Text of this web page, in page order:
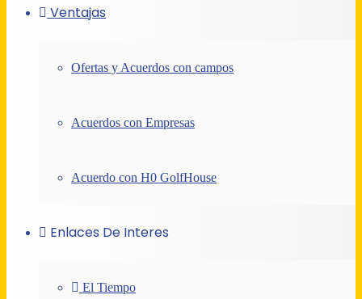
Ventajas
Ofertas y Acuerdos con campos
Acuerdos con Empresas
Acuerdo con H0 GolfHouse
Enlaces De Interes
El Tiempo